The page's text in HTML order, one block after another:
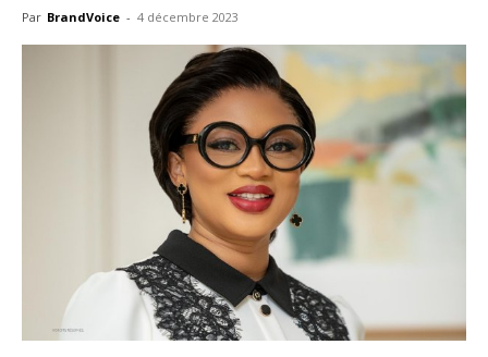
Par BrandVoice - 4 décembre 2023